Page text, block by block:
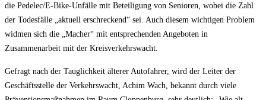
die Pedelec/E-Bike-Unfälle mit Beteiligung von Senioren, wobei die Zahl
der Todesfälle „aktuell erschreckend“ sei. Auch diesem wichtigen Problem
widmen sich die „Macher“ mit entsprechenden Angeboten in
Zusammenarbeit mit der Kreisverkehrswacht.
Gefragt nach der Tauglichkeit älterer Autofahrer, wird der Leiter der
Geschäftsstelle der Verkehrswacht, Achim Wach, bekannt durch viele